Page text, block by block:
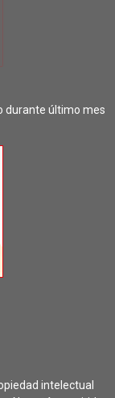
durante último mes
intelectual